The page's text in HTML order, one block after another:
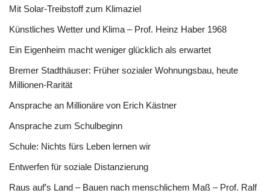
Mit Solar-Treibstoff zum Klimaziel
Künstliches Wetter und Klima – Prof. Heinz Haber 1968
Ein Eigenheim macht weniger glücklich als erwartet
Bremer Stadthäuser: Früher sozialer Wohnungsbau, heute
Millionen-Rarität
Ansprache an Millionäre von Erich Kästner
Ansprache zum Schulbeginn
Schule: Nichts fürs Leben lernen wir
Entwerfen für soziale Distanzierung
Raus auf’s Land – Bauen nach menschlichem Maß – Prof. Ralf